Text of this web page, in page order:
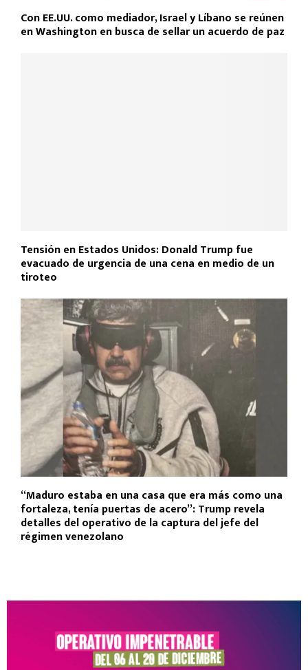
Con EE.UU. como mediador, Israel y Líbano se reúnen
en Washington en busca de sellar un acuerdo de paz
Tensión en Estados Unidos: Donald Trump fue
evacuado de urgencia de una cena en medio de un
tiroteo
“Maduro estaba en una casa que era más como una
fortaleza, tenía puertas de acero”: Trump revela
detalles del operativo de la captura del jefe del
régimen venezolano